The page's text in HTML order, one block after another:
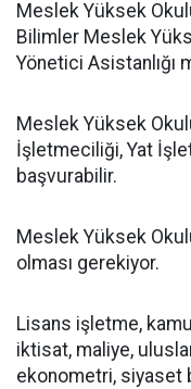
Meslek Yüksek
Bilimler Meslek
Yönetici Asistanlığı
Meslek Yüksek
İşletmeciliği, Yat
başvurabilir.
Meslek Yüksek
olması gerekiyor.
Lisans işletme,
iktisat, maliye,
ekonometri, siyaset